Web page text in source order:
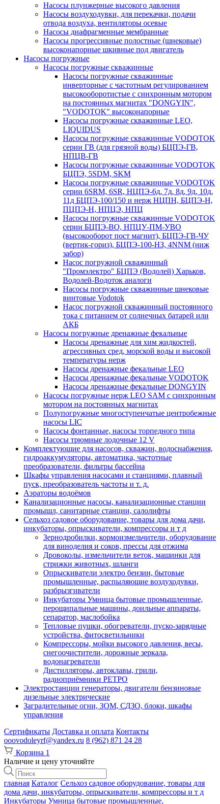
Насосы плунжерные высокого давления
Насосы воздуходувки, для перекачки, подачи
отвода воздуха, вентиляторы осевые
Насосы диафрагменные мембранные
Насосы прогрессивные полостные (шнековые)
высоконапорные шкивные под двигатель
Насосы погружные
Насосы погружные скважинные
Насосы погружные скважинные
инверторные с частотным регулированием
высокооборотистые с синхронным мотором
на постоянных магнитах "DONGYIN",
"VODOTOK" высоконапорные
Насосы погружные скважинные LEO,
LIQUIDUS
Насосы погружные скважинные VODOTOK
серии ГВ (для грязной воды) БЦПЭ-ГВ,
НПЦВ-ГВ
Насосы погружные скважинные VODOTOK
БЦПЭ, 5SDM, SKM
Насосы погружные скважинные VODOTOK
серии 6SRM, 6SR, НЦПЭ-6д, 7д, 8д, 9д, 10д,
11д БЦПЭ-100/150 и нерж НЦПН, БЦПЭ-Н,
ПЦПЭ-Н, НПЦЭ, НПЦ
Насосы погружные скважинные VODOTOK
серии БЦПЭ-ВО, НПЦУ-ПМ-УВО
(высокооборот пост магнит), БЦПЭ-ГВ-ЧУ
(вертик-гориз), БЦПЭ-100-НЗ, 4NNM (ниж
забор)
Насос погружной скважинный
"Промэлектро" БЦПЭ (Водолей) Харьков,
Водолей-Водоток аналоги
Насосы погружные скважинные шнековые
винтовые Vodotok
Насос погружной скважинный постоянного
тока с питанием от солнечных батарей или
АКБ
Насосы погружные дренажные фекальные
Насосы дренажные для хим жидкостей,
агрессивных сред, морской воды и высокой
температуры нерж
Насосы дренажные фекальные LEO
Насосы дренажные фекальные VODOTOK
Насосы дренажные фекальные DONGYIN
Насосы погружные нерж LEO SAM с синхронным
мотором на постоянных магнитах
Полупогружные многоступенчатые центробежные
насосы LIC
Насосы фонтанные, насосы торпедного типа
Насосы трюмные лодочные 12 V
Комплектующие для насосов, скважин, водоснабжения,
гидроаккумуляторы, автоматика, частотные
преобразователи, фильтры бассейна
Шкафы управления насосами и станциями, плавный
пуск, преобразователь частоты и т. д.
Аэраторы водоёмов
Канализационные насосы, канализационные станции
промышл, санитарные станции, салолифты
Сельхоз садовое оборудование, товары для дома дачи,
инкубаторы, опрыскиватели, компрессоры и т д
Зернодробилки, кормоизмельчители, оборудование
для виноделия и соков, прессы для отжима
Дровоколы, измельчители веток, машинки для
стрижки животных, шланги
Опрыскиватели электро бензин, бытовые
промышленные, распыляющие воздуходувки,
разбрызгиватели
Инкубаторы Умница бытовые промышленные,
перощипальные машины, доильные аппараты,
сепаратор, маслобойка
Тепловые пушки, обогреватели, пуско-зарядные
устройства, фитосветильники
Компрессоры, мойки высокого давления, весы,
снегоочистители, дорожные зеркала,
водонагреватели
Дистилляторы, автоклавы, грили,
радиоприёмники РЕТРО
Электростанции генераторы, двигатели бензиновые
дизельные электрические
Заградительные огни, ЗОМ, СДЗО, блоки, шкафы
управления
Сертификаты Доставка и оплата Контакты
ooovodoleyrf@yandex.ru 8 (962) 871 24 28
Корзина 1
Наличие и цену уточняйте
Поиск
товаров
главная Каталог Сельхоз садовое оборудование, товары для
дома дачи, инкубаторы, опрыскиватели, компрессоры и т д
Инкубаторы Умница бытовые промышленные,